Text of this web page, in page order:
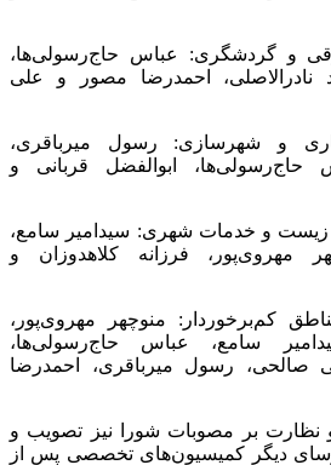
و گردشگری: عباس حاج‌رسولی‌ها،
نادرالاصلی، احمدرضا مصور و علی
و شهرسازی: رسول میرباقری،
حاج‌رسولی‌ها، ابوالفضل قربانی و
و خدمات شهری: سیدامیر سامع،
مهروی‌پور، فرزانه کلاهدوزان و
کم‌برخوردار: منوچهر مهروی‌پور،
سامع، عباس حاج‌رسولی‌ها،
صالحی، رسول میرباقری، احمدرضا
نظارت بر مصوبات شورا نیز تصویب و
دیگر کمیسیون‌های تخصصی پس از